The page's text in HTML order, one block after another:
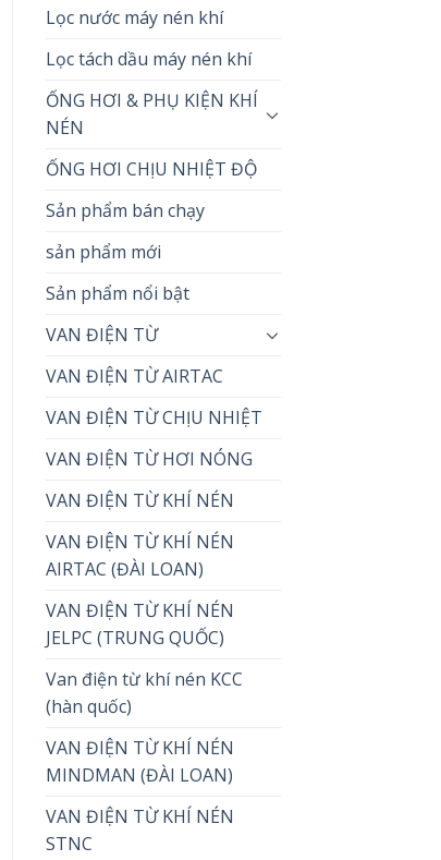
Lọc nước máy nén khí
Lọc tách dầu máy nén khí
ỐNG HƠI & PHỤ KIỆN KHÍ
NÉN
ỐNG HƠI CHỊU NHIỆT ĐỘ
Sản phẩm bán chạy
sản phẩm mới
Sản phẩm nổi bật
VAN ĐIỆN TỪ
VAN ĐIỆN TỪ AIRTAC
VAN ĐIỆN TỪ CHỊU NHIỆT
VAN ĐIỆN TỪ HƠI NÓNG
VAN ĐIỆN TỪ KHÍ NÉN
VAN ĐIỆN TỪ KHÍ NÉN
AIRTAC (ĐÀI LOAN)
VAN ĐIỆN TỪ KHÍ NÉN
JELPC (TRUNG QUỐC)
Van điện từ khí nén KCC
(hàn quốc)
VAN ĐIỆN TỪ KHÍ NÉN
MINDMAN (ĐÀI LOAN)
VAN ĐIỆN TỪ KHÍ NÉN
STNC